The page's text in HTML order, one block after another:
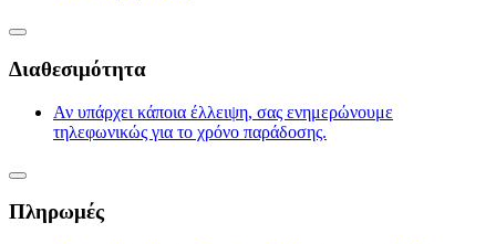
Διαθεσιμότητα
Αν υπάρχει κάποια έλλειψη, σας ενημερώνουμε
τηλεφωνικώς για το χρόνο παράδοσης.
Πληρωμές